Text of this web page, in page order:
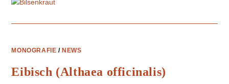
MONOGRAFIE / NEWS
Eibisch (Althaea officinalis)